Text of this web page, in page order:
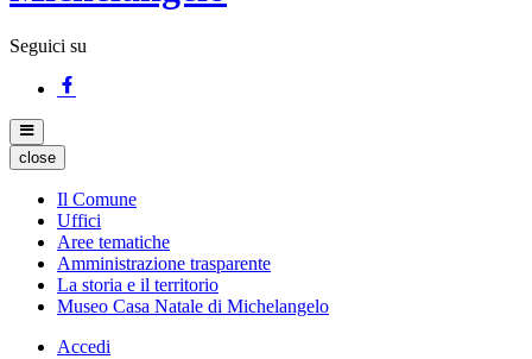
Seguici su
close
Il Comune
Uffici
Aree tematiche
Amministrazione trasparente
La storia e il territorio
Museo Casa Natale di Michelangelo
Accedi